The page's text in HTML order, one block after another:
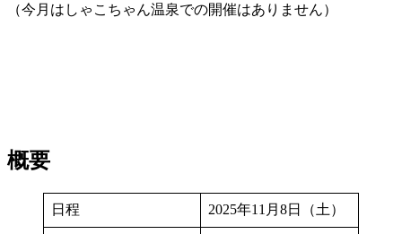
（今月はしゃこちゃん温泉での開催はありません）
概要
日程 2025年11月8日（土）